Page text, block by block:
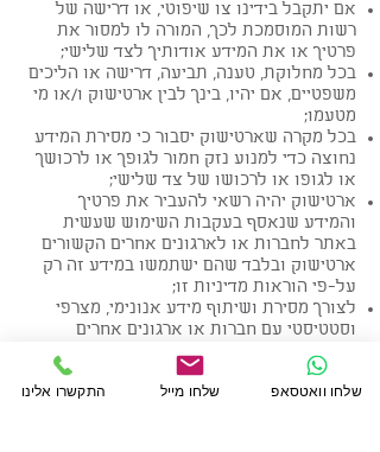
אם יתקבל בידינו צו שיפוטי, או דרישה של
רשות המוסמכת לכך, המורה לו למסור את
פרטיך או את המידע אודותיך לצד שלישי;
בכל מחלוקת, טענה, תביעה, דרישה או הליכים
משפטיים, אם יהיו, בינך לבין ארטישוק ו/או מי
מטעמו;
בכל מקרה שארטישוק יסבור כי מסירת המידע
נחוצה כדי למנוע נזק חמור לגופך או לרכושך
או לגופו או לרכושו של צד שלישי;
ארטישוק יהיה רשאי להעביר את פרטיך
והמידע שנאסף בעקבות השימוש שעשית
באתר לחברות או לארגונים אחרים הקשורים
ארטישוק ובלבד שהם ישתמשו במידע זה רק
על-פי הוראות מדיניות זו;
לצורך מסירת ושיתוף מידע אנונימי, מצרפי
וסטטיסטי עם חברות או ארגונים אחרים
הקשורים אלינו וכן עם ספקים, שותפים
עסקיים, מפרסמים וכל צד שלישי, בהתאם
לשיקול דעתו הבלעדי של ארטישוק. ארטישוק
התקשרו אלינו שלחו מייל שלחו וואטסאפ